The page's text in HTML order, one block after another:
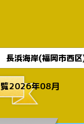
長浜海岸(福岡市西
2026年08月